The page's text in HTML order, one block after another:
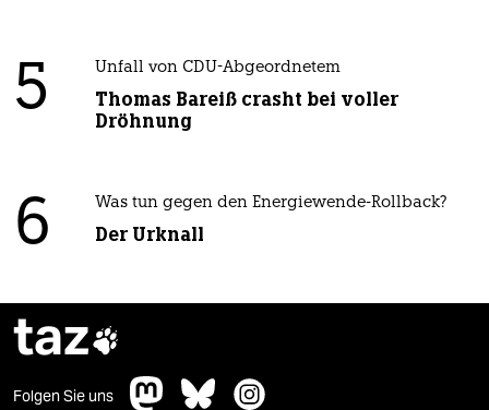
5 Unfall von CDU-Abgeordnetem
Thomas Bareiß crasht bei voller
Dröhnung
6 Was tun gegen den Energiewende-Rollback?
Der Urknall
taz
Folgen Sie uns